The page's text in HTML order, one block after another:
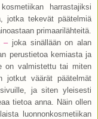
harrastajiksi
jotka tekevät päätelmiä
primaarilähteitä.
–joka sinällään on alan
perustietoa kemiasta ja
on valmistettu tai miten
jotkut väärät päätelmät
ja siten yleisesti
tietoa anna. Näin ollen
luonnonkosmetiikan